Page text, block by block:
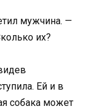
мужчина. —
их?
Ей и в
собака может